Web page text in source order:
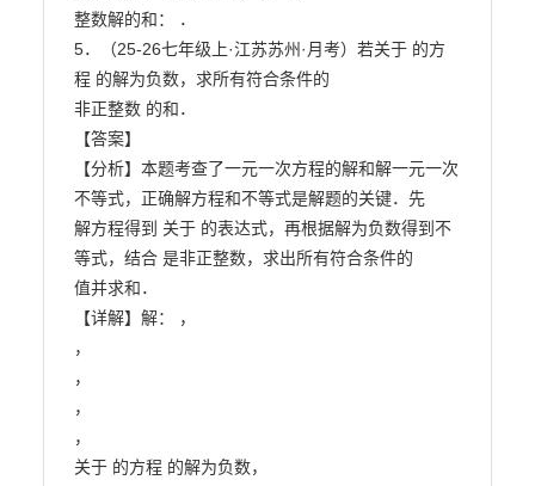
整数解的和： ．
5．（25-26七年级上·江苏苏州·月考）若关于 的方
程 的解为负数，求所有符合条件的
非正整数 的和．
【答案】
【分析】本题考查了一元一次方程的解和解一元一次
不等式，正确解方程和不等式是解题的关键．先
解方程得到 关于 的表达式，再根据解为负数得到不
等式，结合 是非正整数，求出所有符合条件的
值并求和．
【详解】解： ，
，
，
，
，
关于 的方程 的解为负数，